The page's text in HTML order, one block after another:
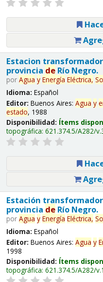
Estacion
provincia deRío Negro.
por Agua y Energía Eléctrica,
Idioma: Español
Editor: Buenos Aires: Agua y
estado, 1988
Disponibilidad: Ítems
topográfica: 621.374.5/A282/
Estación
provincia deRío Negro.
por Agua y Energía Eléctrica,
Idioma: Español
Editor: Buenos Aires: Agua y
1998
Disponibilidad: Ítems
topográfica: 621.374.5/A282/